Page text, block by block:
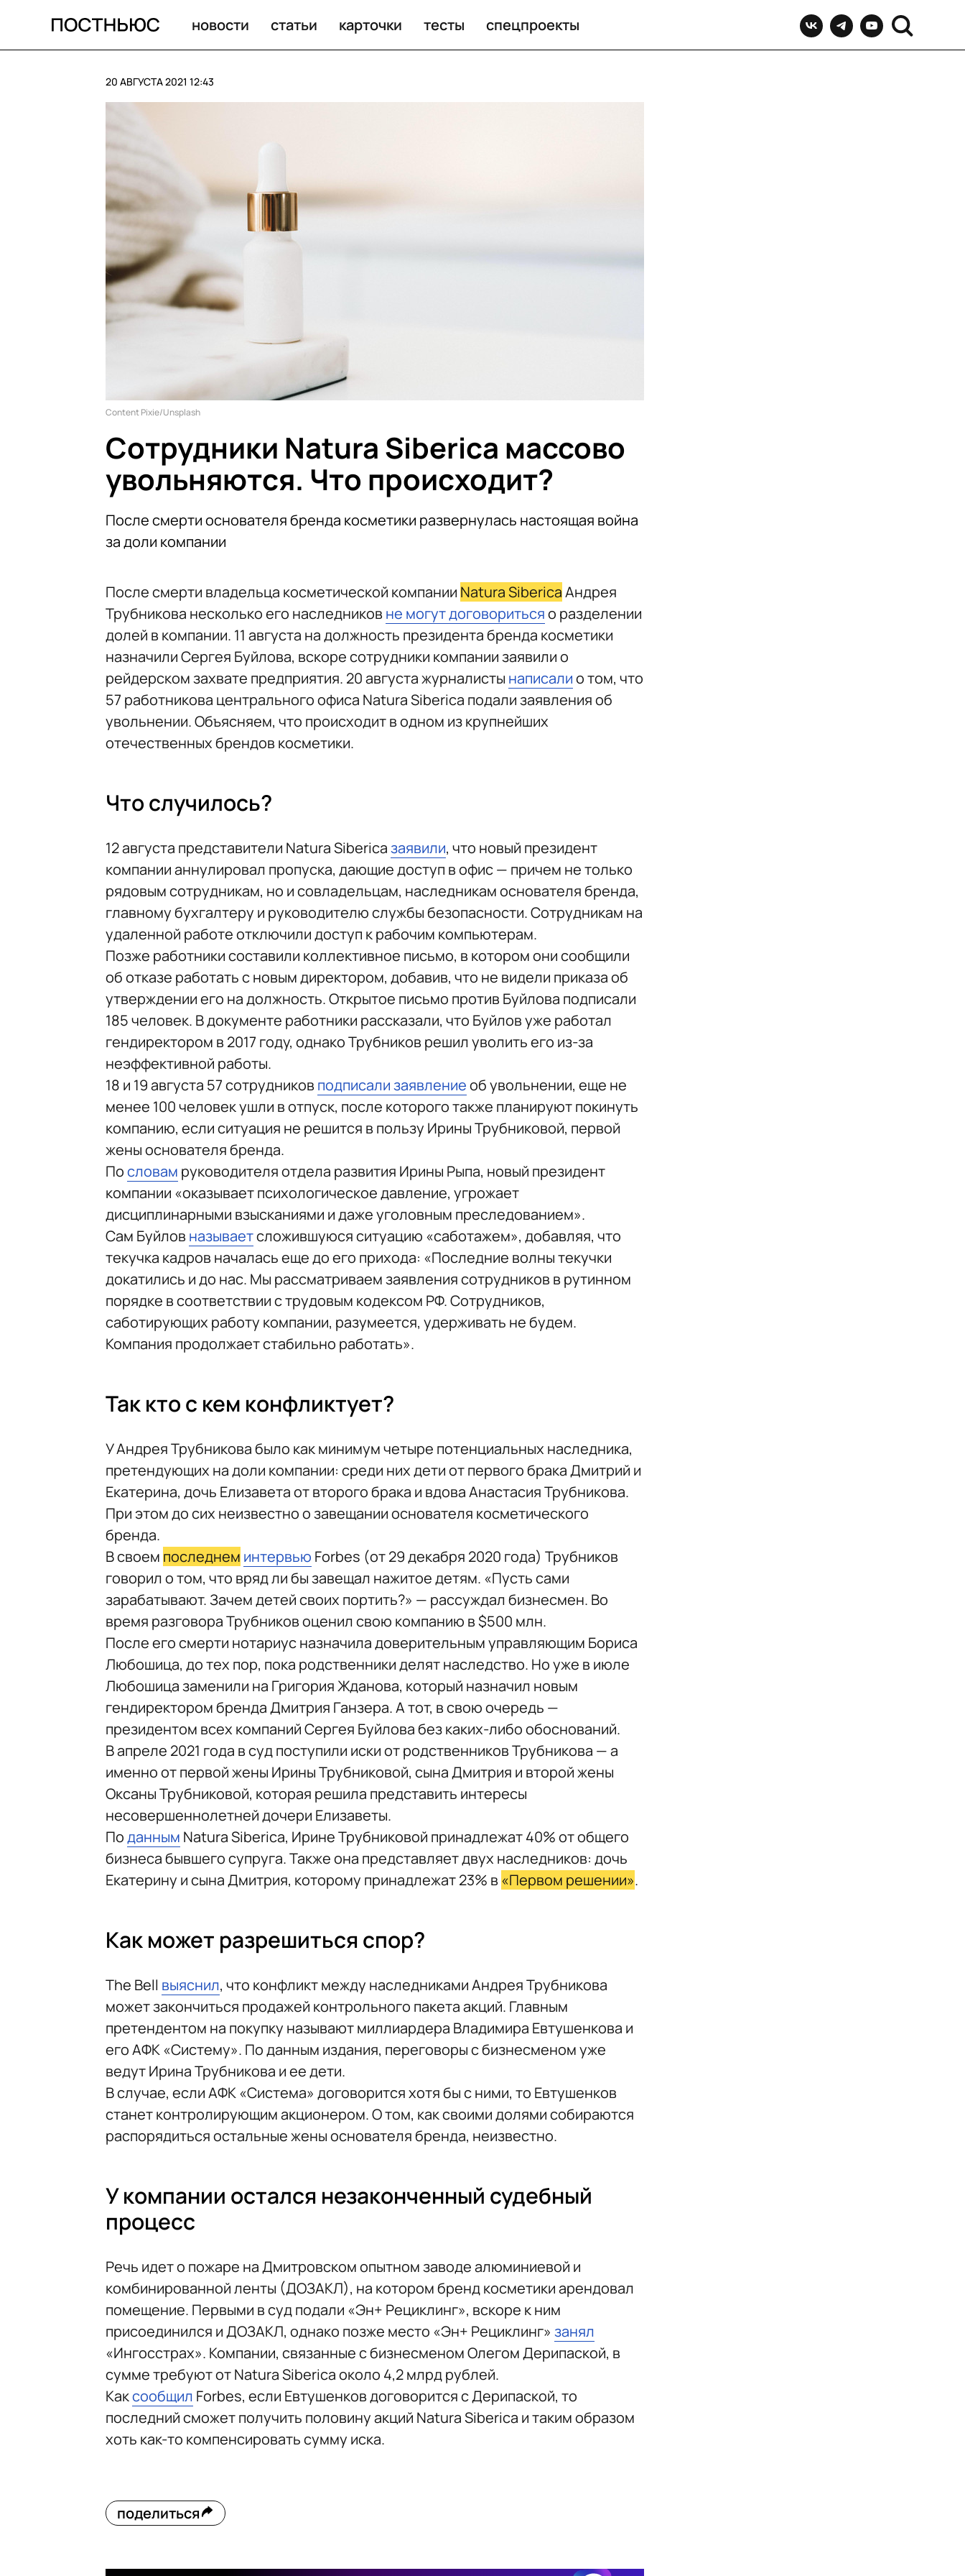
новости статьи карточки тесты спецпроекты
20 АВГУСТА 2021 12:43
Content Pixie/Unsplash
Сотрудники Natura Siberica массово
увольняются. Что происходит?
После смерти основателя бренда косметики развернулась настоящая война
за доли компании
После смерти владельца косметической компании Natura SibericaАндрея
Трубникова несколько его наследников не могут договоритьсяо разделении
долей в компании. 11 августа на должность президента бренда косметики
назначили Сергея Буйлова, вскоре сотрудники компании заявили о
рейдерском захвате предприятия. 20 августа журналисты написалио том, что
57 работникова центрального офиса Natura Siberica подали заявления об
увольнении. Объясняем, что происходит в одном из крупнейших
отечественных брендов косметики.
Что случилось?
12 августа представители Natura Sibericaзаявили, что новый президент
компании аннулировал пропуска, дающие доступ в офис — причем не только
рядовым сотрудникам, но и совладельцам, наследникам основателя бренда,
главному бухгалтеру и руководителю службы безопасности. Сотрудникам на
удаленной работе отключили доступ к рабочим компьютерам.
Позже работники составили коллективное письмо, в котором они сообщили
об отказе работать с новым директором, добавив, что не видели приказа об
утверждении его на должность. Открытое письмо против Буйлова подписали
185 человек. В документе работники рассказали, что Буйлов уже работал
гендиректором в 2017 году, однако Трубников решил уволить его из-за
неэффективной работы.
18 и 19 августа 57 сотрудников подписали заявлениеоб увольнении, еще не
менее 100 человек ушли в отпуск, после которого также планируют покинуть
компанию, если ситуация не решится в пользу Ирины Трубниковой, первой
жены основателя бренда.
Пословам руководителя отдела развития Ирины Рыпа, новый президент
компании «оказывает психологическое давление, угрожает
дисциплинарными взысканиями и даже уголовным преследованием».
Сам Буйлов называетсложившуюся ситуацию «саботажем», добавляя, что
текучка кадров началась еще до его прихода: «Последние волны текучки
докатились и до нас. Мы рассматриваем заявления сотрудников в рутинном
порядке в соответствии с трудовым кодексом РФ. Сотрудников,
саботирующих работу компании, разумеется, удерживать не будем.
Компания продолжает стабильно работать».
Так кто с кем конфликтует?
У Андрея Трубникова было как минимум четыре потенциальных наследника,
претендующих на доли компании: среди них дети от первого брака Дмитрий и
Екатерина, дочь Елизавета от второго брака и вдова Анастасия Трубникова.
При этом до сих неизвестно о завещании основателя косметического
бренда.
В своем последнем интервью Forbes (от 29 декабря 2020 года) Трубников
говорил о том, что вряд ли бы завещал нажитое детям. «Пусть сами
зарабатывают. Зачем детей своих портить?» — рассуждал бизнесмен. Во
время разговора Трубников оценил свою компанию в $500 млн.
После его смерти нотариус назначила доверительным управляющим Бориса
Любошица, до тех пор, пока родственники делят наследство. Но уже в июле
Любошица заменили на Григория Жданова, который назначил новым
гендиректором бренда Дмитрия Ганзера. А тот, в свою очередь —
президентом всех компаний Сергея Буйлова без каких-либо обоснований.
​​В апреле 2021 года в суд поступили иски от родственников Трубникова — а
именно от первой жены Ирины Трубниковой, сына Дмитрия и второй жены
Оксаны Трубниковой, которая решила представить интересы
несовершеннолетней дочери Елизаветы.
Поданным Natura Siberica, Ирине Трубниковой принадлежат 40% от общего
бизнеса бывшего супруга. Также она представляет двух наследников: дочь
Екатерину и сына Дмитрия, которому принадлежат 23% в «Первом решении».
Как может разрешиться спор?
The Bell выяснил, что конфликт между наследниками Андрея Трубникова
может закончиться продажей контрольного пакета акций. Главным
претендентом на покупку называют миллиардера Владимира Евтушенкова и
его АФК «Систему». По данным издания, переговоры с бизнесменом уже
ведут Ирина Трубникова и ее дети.
В случае, если АФК «Система» договорится хотя бы с ними, то Евтушенков
станет контролирующим акционером. О том, как своими долями собираются
распорядиться остальные жены основателя бренда, неизвестно.
У компании остался незаконченный судебный
процесс
Речь идет о пожаре на Дмитровском опытном заводе алюминиевой и
комбинированной ленты (ДОЗАКЛ), на котором бренд косметики арендовал
помещение. Первыми в суд подали «Эн+ Рециклинг», вскоре к ним
присоединился и ДОЗАКЛ, однако позже место «Эн+ Рециклинг» занял
«Ингосстрах». Компании, связанные с бизнесменом Олегом Дерипаской, в
сумме требуют от Natura Siberica около 4,2 млрд рублей.
Каксообщил Forbes, если Евтушенков договорится с Дерипаской, то
последний сможет получить половину акций Natura Siberica и таким образом
хоть как-то компенсировать сумму иска.
поделиться